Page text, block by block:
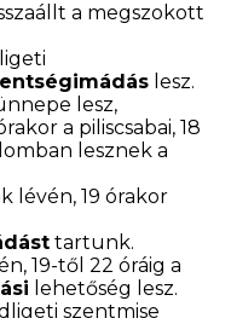
a megszokott
lesz.
lesz,
órakor a piliscsabai, 18
lesznek a
lévén, 19 órakor
tartunk.
19-től 22 óráig a
lehetőség lesz.
szentmise